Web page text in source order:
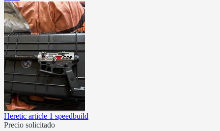
Heretic article 1 speedbuild
Precio solicitado